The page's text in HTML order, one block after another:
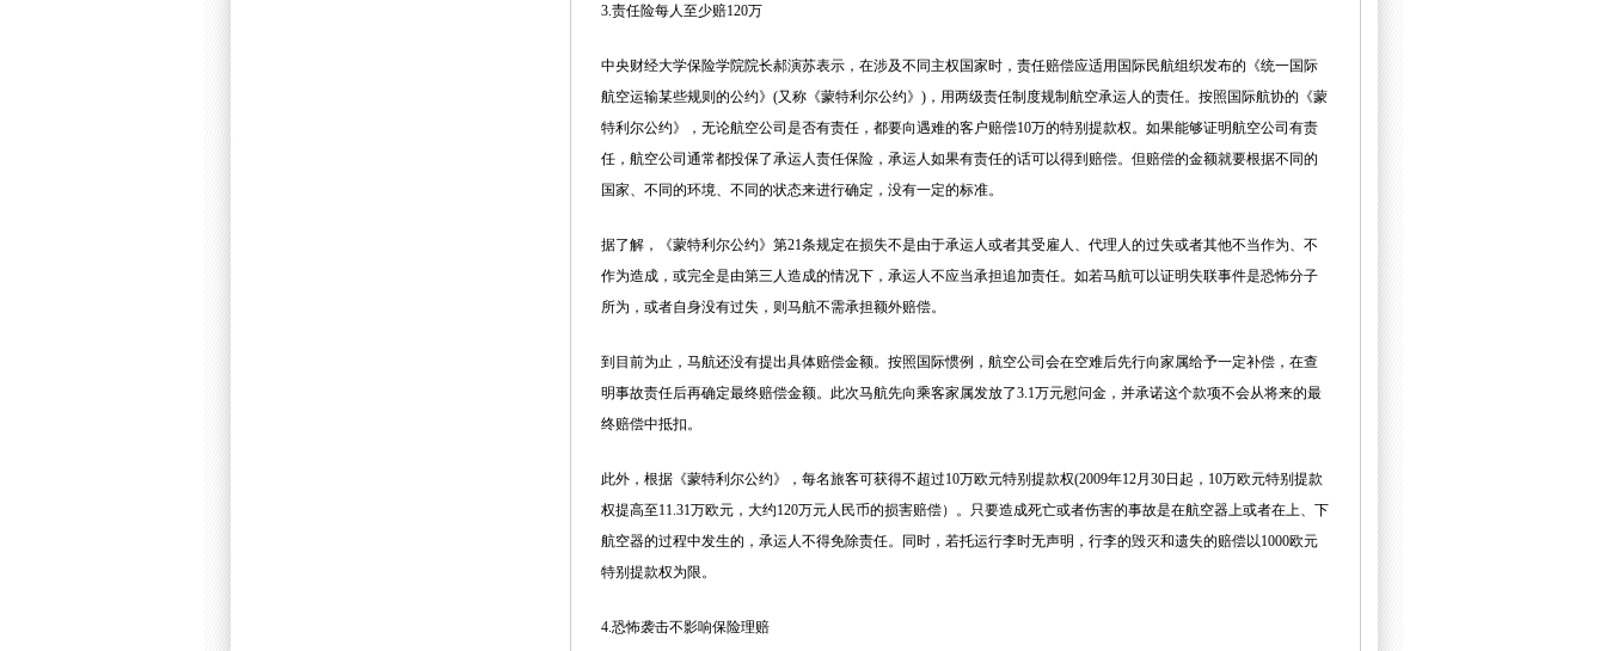
3.责任险每人至少赔120万
中央财经大学保险学院院长郝演苏表示，在涉及不同主权国家时，责任赔偿应适用国际民航组织发布的《统一国际
航空运输某些规则的公约》(又称《蒙特利尔公约》)，用两级责任制度规制航空承运人的责任。按照国际航协的《蒙
特利尔公约》，无论航空公司是否有责任，都要向遇难的客户赔偿10万的特别提款权。如果能够证明航空公司有责
任，航空公司通常都投保了承运人责任保险，承运人如果有责任的话可以得到赔偿。但赔偿的金额就要根据不同的
国家、不同的环境、不同的状态来进行确定，没有一定的标准。
据了解，《蒙特利尔公约》第21条规定在损失不是由于承运人或者其受雇人、代理人的过失或者其他不当作为、不
作为造成，或完全是由第三人造成的情况下，承运人不应当承担追加责任。如若马航可以证明失联事件是恐怖分子
所为，或者自身没有过失，则马航不需承担额外赔偿。
到目前为止，马航还没有提出具体赔偿金额。按照国际惯例，航空公司会在空难后先行向家属给予一定补偿，在查
明事故责任后再确定最终赔偿金额。此次马航先向乘客家属发放了3.1万元慰问金，并承诺这个款项不会从将来的最
终赔偿中抵扣。
此外，根据《蒙特利尔公约》，每名旅客可获得不超过10万欧元特别提款权(2009年12月30日起，10万欧元特别提款
权提高至11.31万欧元，大约120万元人民币的损害赔偿）。只要造成死亡或者伤害的事故是在航空器上或者在上、下
航空器的过程中发生的，承运人不得免除责任。同时，若托运行李时无声明，行李的毁灭和遗失的赔偿以1000欧元
特别提款权为限。
4.恐怖袭击不影响保险理赔